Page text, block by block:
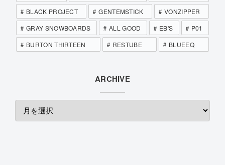
BLACK PROJECT
GENTEMSTICK
VONZIPPER
GRAY SNOWBOARDS
ALL GOOD EB'S
P01
BURTON THIRTEEN
RESTUBE BLUEEQ
ARCHIVE